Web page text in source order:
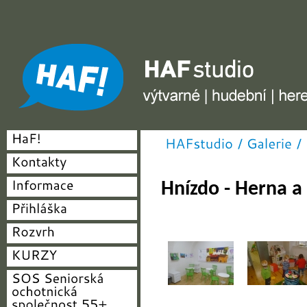
HAF studio - výtvarné, hudební, herecké
Hnízdo - Herna